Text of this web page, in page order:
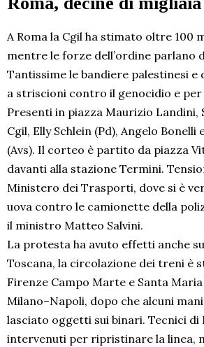
A Roma la Cgil ha stimato oltre 100
mentre le forze dell’ordine parlano
Tantissime le bandiere palestinesi e
a striscioni contro il genocidio e per
Presenti in piazza Maurizio Landini,
Cgil, Elly Schlein (Pd), Angelo
(Avs). Il corteo è partito da piazza
davanti alla stazione Termini.
Ministero dei Trasporti, dove si è
uova contro le camionette della
il ministro Matteo Salvini.
La protesta ha avuto effetti anche
Toscana, la circolazione dei treni è
Firenze Campo Marte e Santa
Milano–Napoli, dopo che alcuni
lasciato oggetti sui binari. Tecnici di
intervenuti per ripristinare la linea,